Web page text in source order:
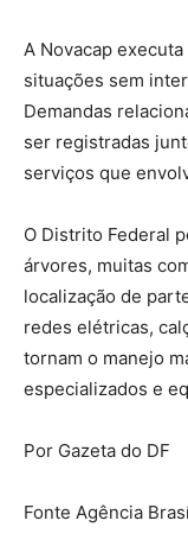
A Novacap
situações sem
Demandas
ser registradas
serviços que
O Distrito Federal
árvores, muitas
localização de
redes elétricas,
tornam o manejo
especializados e
Por Gazeta do DF
Fonte Agência